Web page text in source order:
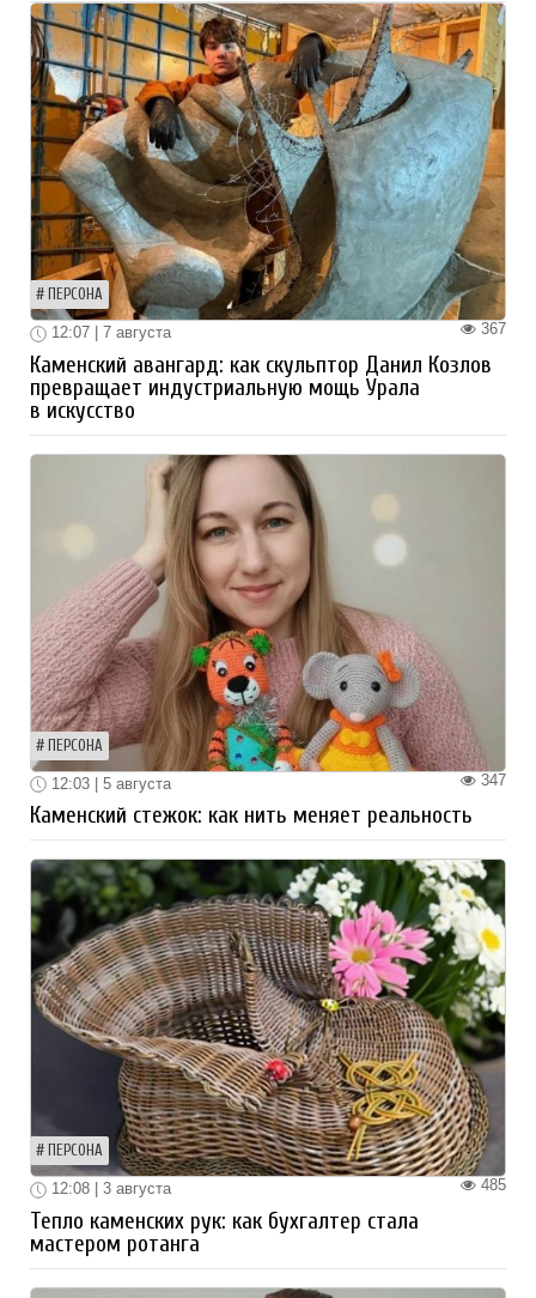
ПЕРСОНА
367
12:07 | 7 августа
Каменский авангард: как скульптор Данил Козлов
превращает индустриальную мощь Урала
в искусство
ПЕРСОНА
347
12:03 | 5 августа
Каменский стежок: как нить меняет реальность
ПЕРСОНА
485
12:08 | 3 августа
Тепло каменских рук: как бухгалтер стала
мастером ротанга